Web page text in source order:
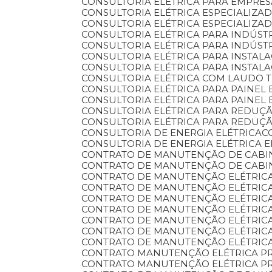
CONSULTORIA ELÉTRICA
CONSULTORIA ELÉTRICA
CONSULTORIA ELÉTRICA PARA
CONSULTORIA ELÉTRICA PARA
CONSULTORIA ELÉTRICA PARA
CONSULTORIA ELÉTRICA PARA
CONSULTORIA ELÉTRICA COM LAUDO
CONSULTORIA ELÉTRICA PARA PAINEL
CONSULTORIA ELÉTRICA PARA
CONSULTORIA ELÉTRICA PARA
CONSULTORIA ELÉTRICA PARA
CONSULTORIA DE ENERGIA ELÉTRICA
CONSULTORIA DE ENERGIA ELÉTRICA
CONTRATO DE MANUTENÇÃO DE
CONTRATO DE MANUTENÇÃO DE
CONTRATO DE MANUTENÇÃO
CONTRATO DE MANUTENÇÃO
CONTRATO DE MANUTENÇÃO
CONTRATO DE MANUTENÇÃO
CONTRATO DE MANUTENÇÃO
CONTRATO DE MANUTENÇÃO
CONTRATO DE MANUTENÇÃO
CONTRATO MANUTENÇÃO ELÉTRICA
CONTRATO MANUTENÇÃO ELÉTRICA